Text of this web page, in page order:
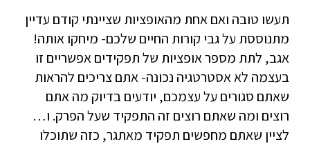
תעשו טובה ואם אחת מהאופציות שציינתי קודם עדיין
מתנוססת על גבי קורות החיים שלכם- מיחקו אותה!
אגב, לתת מספר אופציות של תפקידים אפשריים זו
בעצמה לא אסטרטגיה נכונה- אתם צריכים להראות
שאתם סגורים על עצמכם, יודעים בדיוק מה אתם
רוצים ומה שאתם רוצים זה התפקיד שעל הפרק. ו…
לציין שאתם מחפשים תפקיד מאתגר, כזה שתוכלו